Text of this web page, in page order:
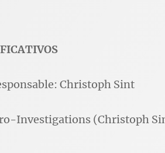
Christoph Sint
Investigations (Christoph